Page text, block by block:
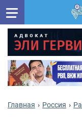
Главная Россия